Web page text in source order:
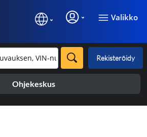
Valikko
Rekisteröidy
Ohjekeskus